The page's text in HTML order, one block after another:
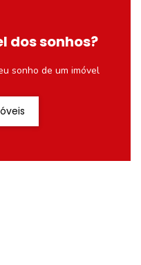
dos sonhos?
sonho de um imóvel